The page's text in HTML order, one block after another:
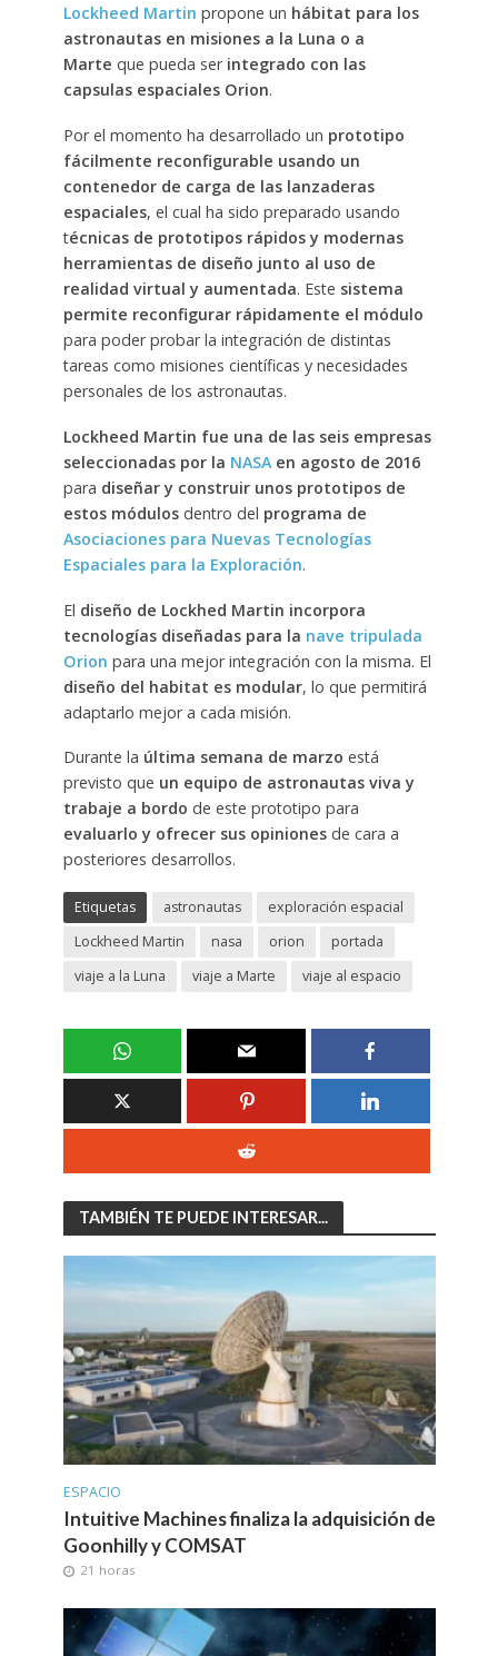
Lockheed Martin propone un hábitat para los
astronautas en misiones a la Luna o a
Marte que pueda ser integrado con las
capsulas espaciales Orion.
Por el momento ha desarrollado un prototipo
fácilmente reconfigurable usando un
contenedor de carga de las lanzaderas
espaciales, el cual ha sido preparado usando
técnicas de prototipos rápidos y modernas
herramientas de diseño junto al uso de
realidad virtual y aumentada. Este sistema
permite reconfigurar rápidamente el módulo
para poder probar la integración de distintas
tareas como misiones científicas y necesidades
personales de los astronautas.
Lockheed Martin fue una de las seis empresas
seleccionadas por la NASAen agosto de 2016
para diseñar y construir unos prototipos de
estos módulosdentro del programa de
Asociaciones para Nuevas Tecnologías
Espaciales para la Exploración.
El diseño de Lockhed Martin incorpora
tecnologías diseñadas para la nave tripulada
Orion para una mejor integración con la misma. El
diseño del habitat es modular, lo que permitirá
adaptarlo mejor a cada misión.
Durante la última semana de marzo está
previsto que un equipo de astronautas viva y
trabaje a bordo de este prototipo para
evaluarlo y ofrecer sus opinionesde cara a
posteriores desarrollos.
Etiquetas astronautas
exploración espacial
Lockheed Martin
nasa orion
portada
viaje a la Luna
viaje a Marte viaje al espacio
TAMBIÉN TE PUEDE INTERESAR...
ESPACIO
Intuitive Machines finaliza la adquisición de
Goonhilly y COMSAT
21 horas